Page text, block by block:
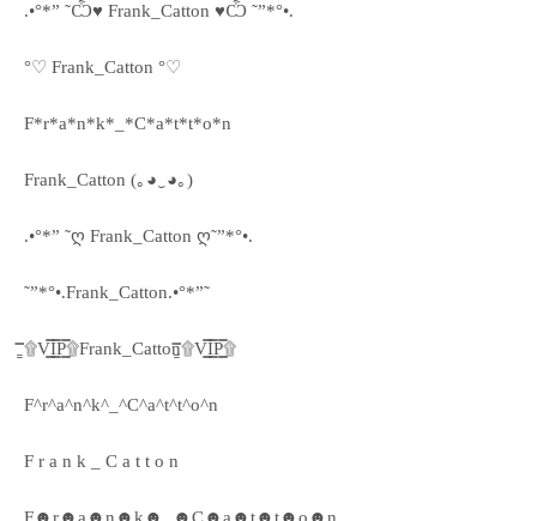
.•°*” ˜Ѽ♥ Frank_Catton ♥Ѽ ˜”*°•.
°♡ Frank_Catton °♡
F*r*a*n*k*_*C*a*t*t*o*n
Frank_Catton (｡◕‿◕｡)
.•°*” ˜ღ Frank_Catton ღ˜”*°•.
˜”*°•.Frank_Catton.•°*”˜
۩͇̿V͇̿I͇̿P͇̿۩Frank_Catton۩͇̿V͇̿I͇̿P͇̿۩
F^r^a^n^k^_^C^a^t^t^o^n
F r a n k _ C a t t o n